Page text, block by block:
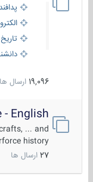
پدافند
تاریخ
19,096 ارسال ها
- English
... and
airforce history
27 ارسال ها